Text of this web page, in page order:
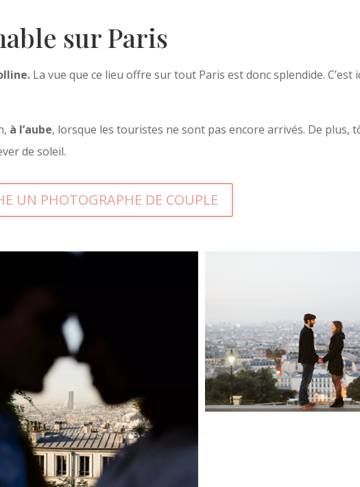
sur Paris
La vue que ce lieu offre sur tout Paris est donc splendide. C’est
à l’aube, lorsque les touristes ne sont pas encore arrivés. De plus,
de soleil.
UN PHOTOGRAPHE DE COUPLE